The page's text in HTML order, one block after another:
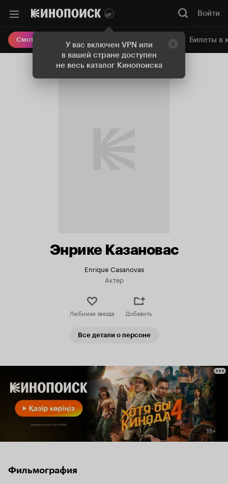
У вас включен VPN или
в вашей стране доступен
не весь каталог Кинопоиска
Войти
Смотреть кино Онлайн-кинотеатр Билеты в
Энрике Казановас
Enrique Casanovas
Актер
Любимая звезда Добавить
Все детали о персоне
Фильмография